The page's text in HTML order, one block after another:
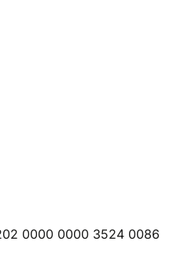
0000 0000 3524 0086